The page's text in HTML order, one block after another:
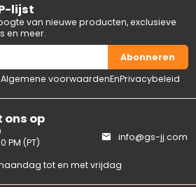
ons op
tot en met vrijdag
PM (PT)
info@gs-jj.com
lijst
van nieuwe producten, exclusieve
en meer.
Abonneren
Algemene voorwaardenEnPrivacybeleid